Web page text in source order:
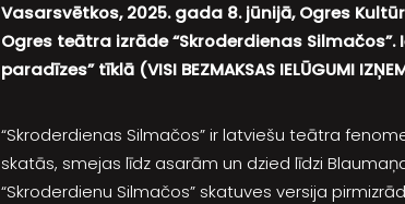
Vasarsvētkos, 2025. gada 8. jūnijā, Ogres
Ogres teātra izrāde “Skroderdienas Silmačos”.
paradīzes” tīklā (VISI BEZMAKSAS IELŪGUMI
“Skroderdienas Silmačos” ir latviešu teātra
skatās, smejas līdz asarām un dzied līdzi
“Skroderdienu Silmačos” skatuves versija